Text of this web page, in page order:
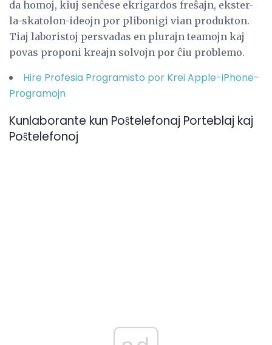
da homoj, kiuj senĉese ekrigardos freŝajn, ekster-
la-skatolon-ideojn por plibonigi vian produkton.
Tiaj laboristoj persvadas en plurajn teamojn kaj
povas proponi kreajn solvojn por ĉiu problemo.
Hire Profesia Programisto por Krei Apple-iPhone-
Programojn
Kunlaborante kun Poŝtelefonaj Porteblaj kaj
Poŝtelefonoj